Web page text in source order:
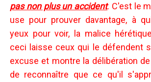
pas non plus un accident. C'est le
use pour prouver davantage, à
yeux pour voir, la malice
ceci laisse ceux qui le défendent
excuse et montre la délibération
de reconnaître que ce qu'il